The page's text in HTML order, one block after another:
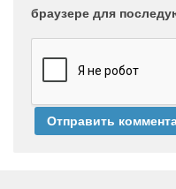
браузере для